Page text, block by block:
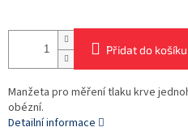
Přidat do košíku
Manžeta pro měření tlaku krve
obézní.
Detailní informace